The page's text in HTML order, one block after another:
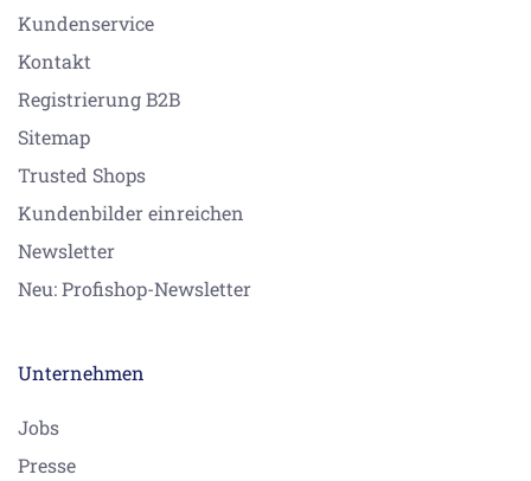
Kundenservice
Kontakt
Registrierung B2B
Sitemap
Trusted Shops
Kundenbilder einreichen
Newsletter
Neu: Profishop-Newsletter
Unternehmen
Jobs
Presse